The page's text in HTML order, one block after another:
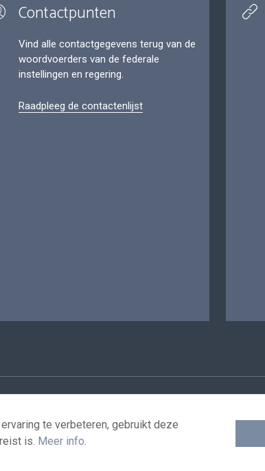
Contactpunten
Vind alle contactgegevens terug van de
woordvoerders van de federale
instellingen en regering.
Raadpleeg de contactenlijst
te verbeteren, gebruikt deze
is. Meer info.